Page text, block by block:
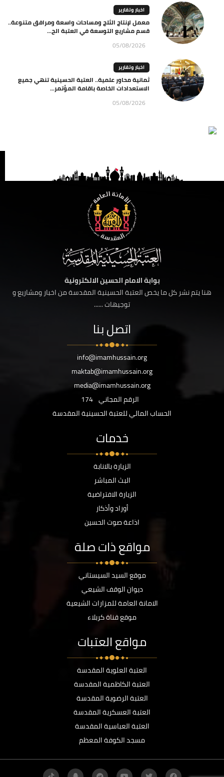
اخبار وتقارير
معمل لإنتاج الثلج ومساحات واسعة ومرافق متنوعة..
قسم مشاريع التوسعة في العتبة الح...
05/08/2026
اخبار وتقارير
ثمانية محاور علمية.. العتبة الحسينية تنهي جميع
الاستعدادات الخاصة باقامة المؤتمر...
05/08/2026
بوابة الامام الحسين الالكترونية
هنا يتم نشر كل ما يخص العتبة الحسينية المقدسة من اخبار ومشاريع و
توجيهات ......
اتصل بنا
info@imamhussain.org
maktab@imamhussain.org
media@imamhussain.org
الرقم المجاني 174
الحساب المالي للعتبة الحسينية المقدسة
خدمات
الزيارة بالانابة
البث المباشر
الزيارة الافتراضية
أوراد وأذكار
اذاعة صوت الحسين
مواقع ذات صلة
موقع السيد السيستاني
ديوان الوقف الشيعي
الامانة العامة للمزارات الشيعية
موقع قناة كربلاء
مواقع العتبات
العتبة العلوية المقدسة
العتبة الكاظمية المقدسة
العتبة الرضوية المقدسة
العتبة العسكرية المقدسة
العتبة العباسية المقدسة
مسجد الكوفة المعظم